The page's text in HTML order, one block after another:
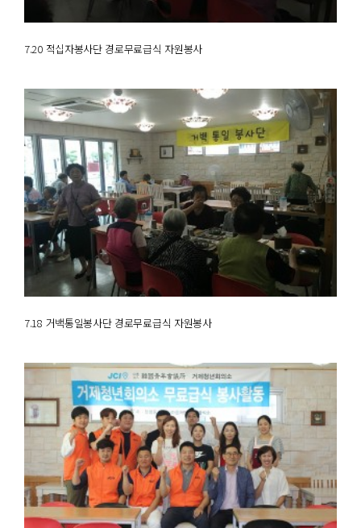
7.20 적십자봉사단 경로무료급식 자원봉사
7.18 거백통일봉사단 경로무료급식 자원봉사